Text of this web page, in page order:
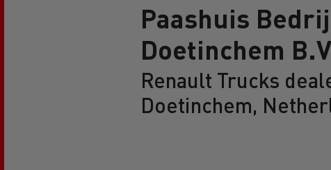
Paashuis
Doetinchem
Renault Trucks
Doetinchem,